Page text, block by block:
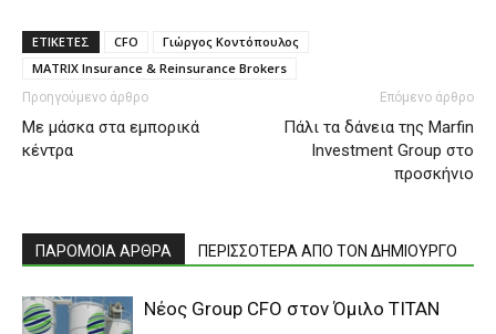
ΕΤΙΚΕΤΕΣ CFO
Γιώργος Κοντόπουλος
ΜΑTRIX Insurance & Reinsurance Brokers
Προηγούμενο άρθρο
Με μάσκα στα εμπορικά
κέντρα
Επόμενο άρθρο
Πάλι τα δάνεια της Marfin
Investment Group στο
προσκήνιο
ΠΑΡΟΜΟΙΑ ΑΡΘΡΑ ΠΕΡΙΣΣΟΤΕΡΑ ΑΠΟ ΤΟΝ ΔΗΜΙΟΥΡΓΟ
Νέος Group CFO στον Όμιλο ΤΙΤΑΝ